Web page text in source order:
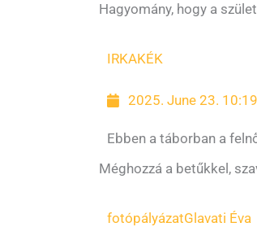
Hagyomány, hogy a
IRKAKÉK
2025. June 23. 10:19
Ebben a táborban a
Méghozzá a betűkkel,
fotópályázatGlavati Éva